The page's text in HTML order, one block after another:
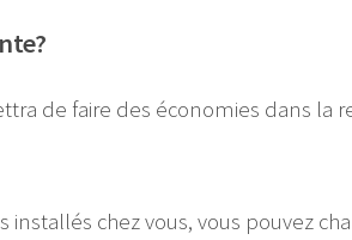
de faire des économies dans la
installés chez vous, vous pouvez